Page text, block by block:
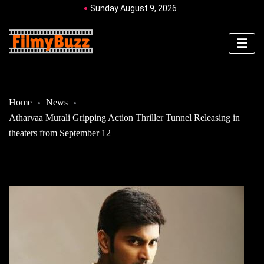
Sunday August 9, 2026
Home
News
Atharvaa Murali Gripping Action Thriller Tunnel Releasing in
theaters from September 12